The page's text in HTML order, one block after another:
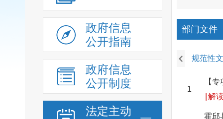
政府信息
公开指南
政府信息
公开制度
法定主动
部门文件
规范性
1
【
解
霍邱